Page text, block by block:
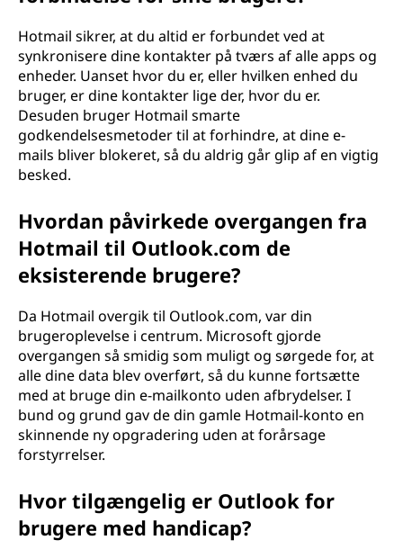
Hotmail sikrer, at du altid er forbundet ved at
synkronisere dine kontakter på tværs af alle apps og
enheder. Uanset hvor du er, eller hvilken enhed du
bruger, er dine kontakter lige der, hvor du er.
Desuden bruger Hotmail smarte
godkendelsesmetoder til at forhindre, at dine e-
mails bliver blokeret, så du aldrig går glip af en vigtig
besked.
Hvordan påvirkede overgangen fra
Hotmail til Outlook.com de
eksisterende brugere?
Da Hotmail overgik til Outlook.com, var din
brugeroplevelse i centrum. Microsoft gjorde
overgangen så smidig som muligt og sørgede for, at
alle dine data blev overført, så du kunne fortsætte
med at bruge din e-mailkonto uden afbrydelser. I
bund og grund gav de din gamle Hotmail-konto en
skinnende ny opgradering uden at forårsage
forstyrrelser.
Hvor tilgængelig er Outlook for
brugere med handicap?